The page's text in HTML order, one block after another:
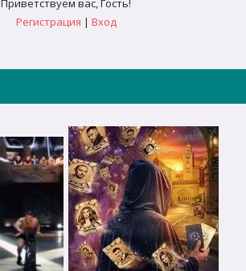
Приветствуем вас,Гость!
Регистрация | Вход